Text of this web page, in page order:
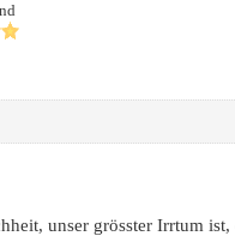
unser grösster Irrtum